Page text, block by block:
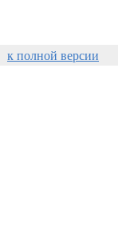
к полной версии